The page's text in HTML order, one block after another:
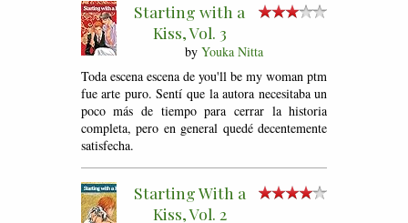
Starting with a
Kiss, Vol. 3
by Youka Nitta
Toda escena escena de you'll be my woman ptm
fue arte puro. Sentí que la autora necesitaba un
poco más de tiempo para cerrar la historia
completa, pero en general quedé decentemente
satisfecha.
Starting With a
Kiss, Vol. 2